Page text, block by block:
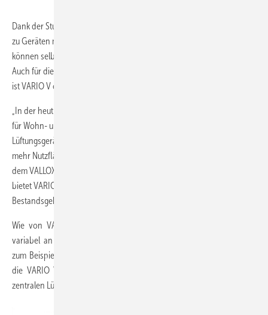
Dank der Stutzen-Anordnung nach oben spart VARIO V im Vergleich
zu Geräten mit horizontalen Stutzen bis zu 75 % Bodenfläche ein. So
können selbst mehrere Geräte nebeneinander installiert werden.
Auch für die Montage in einer von drei Seiten geschlossenen Nische
ist VARIO V optimal geeignet.
„In der heutigen Zeit, in der jeder Quadratmeter zählt und die Preise
für Wohn- und Gewerbeflächen steigen, ist das VARIO V
Lüftungsgerät ein echter Gewinn. Es kann damit mehr Wohnraum und
mehr Nutzfläche geschaffen werden,“ erklärt Sebastian Wucher aus
dem VALLOX Produktmanagement. Mit seiner kompakten Bauweise
bietet VARIO V auch Vorteile bei beengten Platzverhältnissen in
Bestandsgebäuden.
Wie von VALLOX gewohnt, passen sich die VARIO Lüftungsgeräte
variabel an die Vor-Ort-Situation an: Die Außenluftansaugung kann
zum Beispiel flexibel links oder rechts montiert werden. Somit zählt
die VARIO V Serie zu den montagefreundlichsten und flexibelsten
zentralen Lüftungssystemen auf dem Markt.